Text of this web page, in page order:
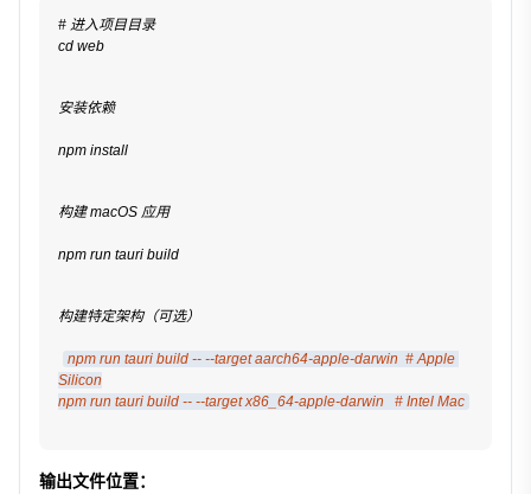
# 进入项目目录
cd web
安装依赖
npm install
构建 macOS 应用
npm run tauri build
构建特定架构（可选）
npm run tauri build -- --target aarch64-apple-darwin  # Apple
Silicon
npm run tauri build -- --target x86_64-apple-darwin   # Intel Mac
输出文件位置：